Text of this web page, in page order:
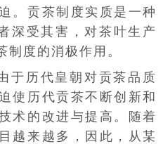
。贡茶制度实质是一种
深受其害，对茶叶生产
制度的消极作用。
于历代皇朝对贡茶品质
使历代贡茶不断创新和
术的改进与提高。随着
越来越多，因此，从某